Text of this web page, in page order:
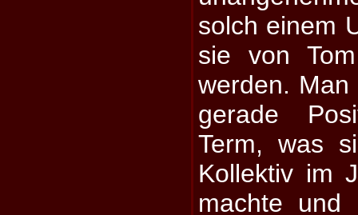
solch einem
sie von
werden.
gerade
Term, was
Kollektiv im
machte und